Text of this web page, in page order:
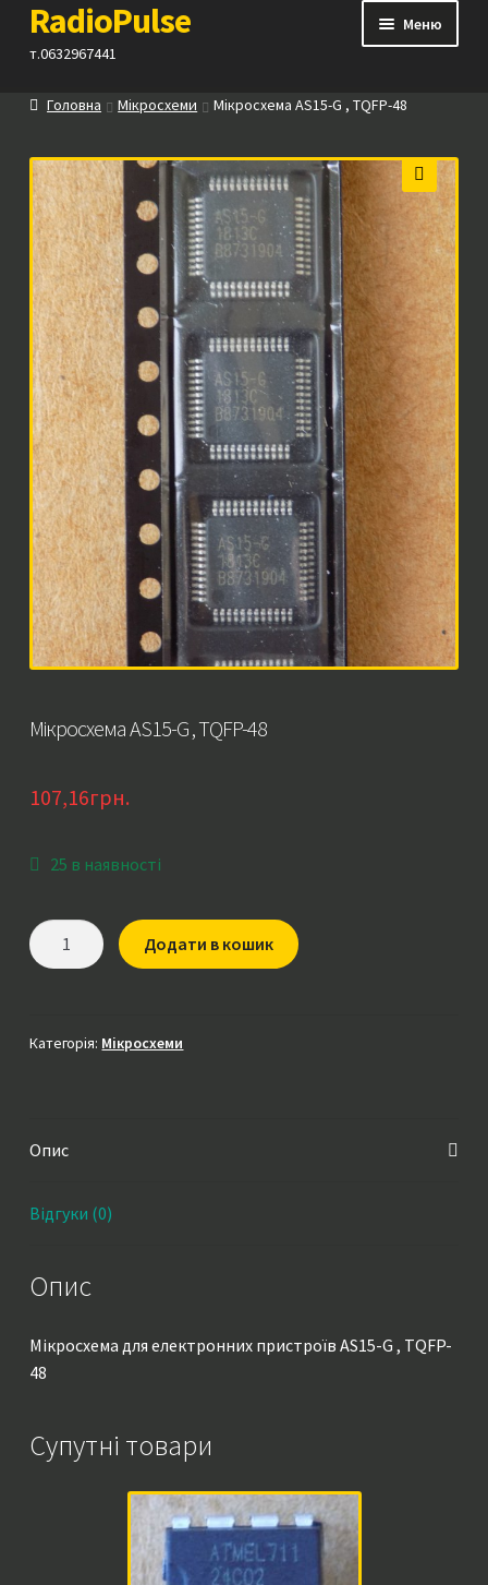
Перейти
до
Перейти
до
RadioPulse
т.0632967441
Меню
Каталог
Як купити
Контакти
Прайс
Посилання
Головна Мікросхеми Мікросхема AS15-G , TQFP-48
🔍
Мікросхема AS15-G , TQFP-48
107,16грн.
25 в наявності
Мікросхема
AS15-
TQFP-
Додати в кошик
Категорія: Мікросхеми
Опис
Відгуки (0)
Опис
Мікросхема для електронних пристроїв AS15-G , TQFP-
48
Супутні товари